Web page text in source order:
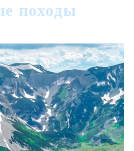
походы